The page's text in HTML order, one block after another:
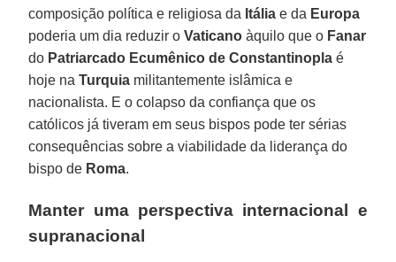
composição política e religiosa da Itália e da Europa
poderia um dia reduzir oVaticano àquilo que o Fanar
do Patriarcado Ecumênico de Constantinopla é
hoje naTurquia militantemente islâmica e
nacionalista. E o colapso da confiança que os
católicos já tiveram em seus bispos pode ter sérias
consequências sobre a viabilidade da liderança do
bispo de Roma.
Manter uma perspectiva internacional e
supranacional